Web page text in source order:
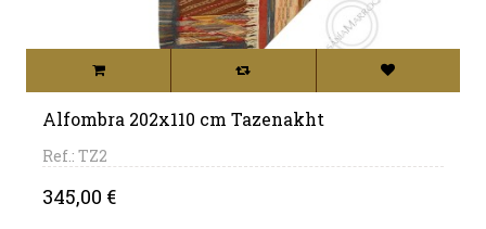
Alfombra 202x110 cm Tazenakht
Ref.: TZ2
Precio
345,00 €